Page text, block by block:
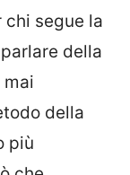
segue la
della
mai
della
più